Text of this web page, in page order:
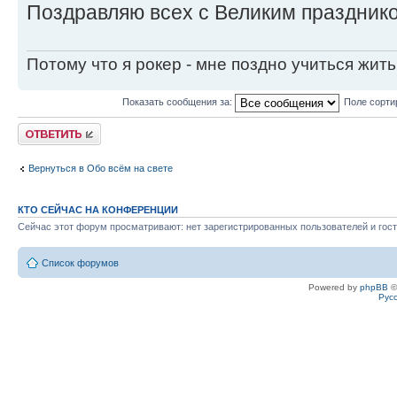
Поздравляю всех с Великим
Потому что я рокер - мне поздно учиться
Показать сообщения за: Поле
Ответить
Вернуться в Обо всём на свете
КТО СЕЙЧАС НА КОНФЕРЕНЦИИ
Сейчас этот форум просматривают: нет зарегистрированных пользователей и
Список форумов
Powered by phpBB